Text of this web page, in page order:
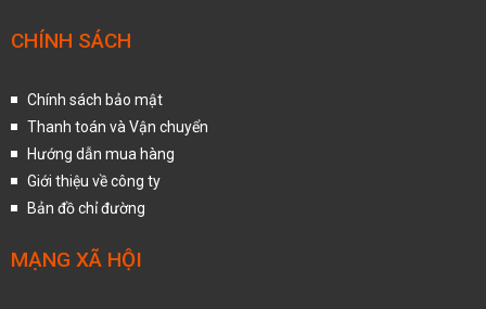
CHÍNH SÁCH
Chính sách bảo mật
Thanh toán và Vận chuyển
Hướng dẫn mua hàng
Giới thiệu về công ty
Bản đồ chỉ đường
MẠNG XÃ HỘI